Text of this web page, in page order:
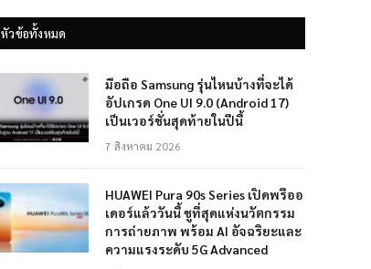
หัวข้อทั้งหมด
มือถือ Samsung รุ่นไหนบ้างที่จะได้
อัปเกรด One UI 9.0 (Android 17)
เป็นเวอร์ชั่นสุดท้ายในปีนี้
7 สิงหาคม 2026
HUAWEI Pura 90s Series เปิดพรีออ
เดอร์แล้ววันนี้ ชูที่สุดแห่งนวัตกรรม
การถ่ายภาพ พร้อม AI อัจฉริยะและ
ความแรงระดับ 5G Advanced